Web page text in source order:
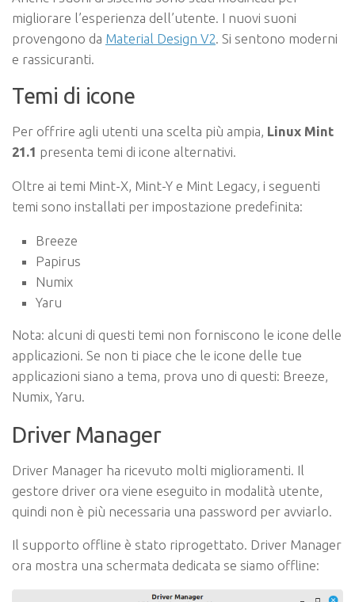
migliorare l’esperienza dell’utente. I nuovi suoni
provengono da Material Design V2 . Si sentono moderni
e rassicuranti.
Temi di icone
Per offrire agli utenti una scelta più ampia, Linux Mint
21.1 presenta temi di icone alternativi.
Oltre ai temi Mint-X, Mint-Y e Mint Legacy, i seguenti
temi sono installati per impostazione predefinita:
Breeze
Papirus
Numix
Yaru
Nota: alcuni di questi temi non forniscono le icone delle
applicazioni. Se non ti piace che le icone delle tue
applicazioni siano a tema, prova uno di questi: Breeze,
Numix, Yaru.
Driver Manager
Driver Manager ha ricevuto molti miglioramenti. Il
gestore driver ora viene eseguito in modalità utente,
quindi non è più necessaria una password per avviarlo.
Il supporto offline è stato riprogettato. Driver Manager
ora mostra una schermata dedicata se siamo offline: